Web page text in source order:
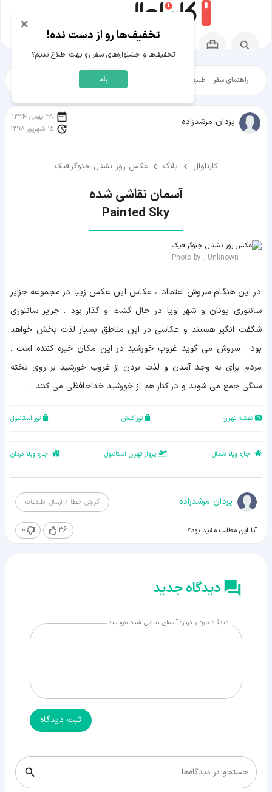
راهنمای سفر طبیعت‌گردی شهرگردی
یزدان مرشدزاده
28 بهمن 1394
15 شهریور 1398
کارناوال بلاگ عکس روز نشنال جئوگرافیک
Painted Sky
Photo by : Unknown
در این هنگام سروش اعتماد ، عکاس این عکس زیبا در مجموعه جزایر
سانتوری یونان و شهر اویا در حال گشت و گذار بود . جزایر سانتوری
شگفت انگیز هستند و عکاسی در این مناطق بسیار لذت بخش خواهد
بود . سروش می گوید غروب خورشید در این مکان خیره کننده است .
مردم برای به وجد آمدن و لذت بردن از غروب خورشید بر روی تخته
سنگی جمع می شوند و در کنار هم از خورشید خداحافظی می کنند .
نقشه تهران تور کیش تور استانبول
اجاره ویلا شمال پرواز تهران استانبول اجاره ویلا کردان
یزدان مرشدزاده گزارش خطا / ارسال اطلاعات
آیا این مطلب مفید بود؟ 36
0
دیدگاه جدید
دیدگاه خود را درباره آسمان نقاشی شده بنویسید
ثبت دیدگاه
جستجو در دیدگاه‌ها
×
تخفیف‌ها رو از دست نده!
تخفیف‌ها و جشنواره‌های سفر رو بهت اطلاع بدیم؟
بله